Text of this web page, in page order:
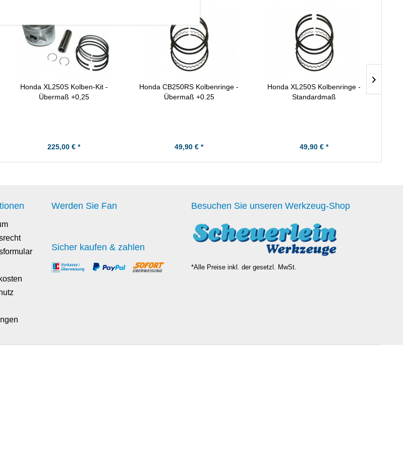
Honda XL250S Kolben-Kit -
Übermaß +0,25
225,00 € *
Honda CB250RS Kolbenringe -
Übermaß +0.25
49,90 € *
Honda XL250S Kolbenringe -
Standardmaß
49,90 € *
Werden Sie Fan
Sicher kaufen & zahlen
Besuchen Sie unseren Werkzeug-Shop
*Alle Preise inkl. der gesetzl. MwSt.